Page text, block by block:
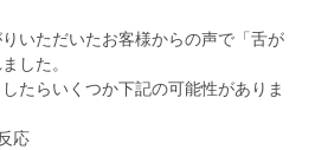
いただいたお客様からの声で「舌が
した。
たらいくつか下記の可能性がありま
応